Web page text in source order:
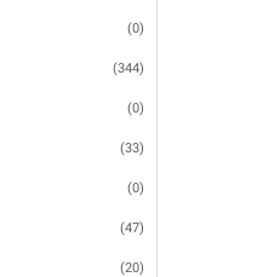
(0)
(344)
(0)
(33)
(0)
(47)
(20)